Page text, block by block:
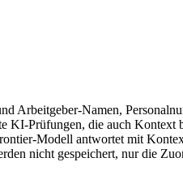
Arbeitgeber-Namen,
KI-Prüfungen, die auch Kontext
Modell antwortet mit
nicht gespeichert, nur die